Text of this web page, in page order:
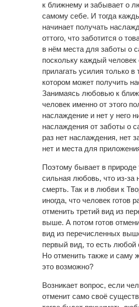
к ближнему и забывает о
самому себе. И тогда
начинает получать
оттого, что заботится о
в нём места для заботы о
поскольку каждый человек
прилагать усилия только в
котором может получить
Занимаясь любовью к
человек именно от этого
наслаждение и нет у него
наслаждения от заботы о
раз нет наслаждения, нет
нет и места для
Поэтому бывает в природе
сильная любовь, что из-за
смерть. Так и в любви к
иногда, что человек готов
отменить третий вид из
выше. А потом готов
вид из перечисленных
первый вид, то есть любой
Но отменить также и саму
это возможно?
Возникает вопрос, если
отменит само своё